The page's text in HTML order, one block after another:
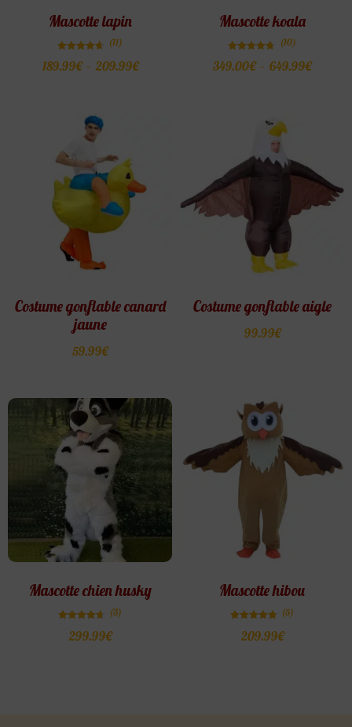
Mascotte lapin
4.64
(11)
189.99€ – 209.99€
Mascotte koala
4.70
(10)
349.00€ – 649.99€
Costume gonflable canard
jaune
59.99€
Costume gonflable aigle
99.99€
Mascotte chien husky
4.67
(3)
299.99€
Mascotte hibou
4.80
(5)
209.99€